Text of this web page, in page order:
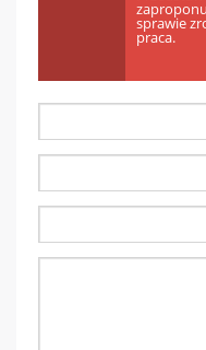
sprawie
praca.